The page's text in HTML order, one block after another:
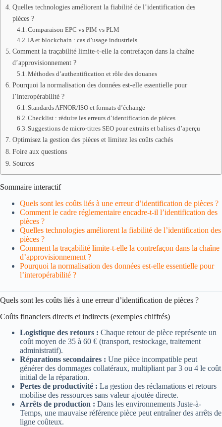
Quelles technologies améliorent la fiabilité de l’identification des
pièces ?
Comparaison EPC vs PIM vs PLM
IA et blockchain : cas d’usage industriels
Comment la traçabilité limite-t-elle la contrefaçon dans la chaîne
d’approvisionnement ?
Méthodes d’authentification et rôle des douanes
Pourquoi la normalisation des données est-elle essentielle pour
l’interopérabilité ?
Standards AFNOR/ISO et formats d’échange
Checklist : réduire les erreurs d’identification de pièces
Suggestions de micro-titres SEO pour extraits et balises d’aperçu
Optimisez la gestion des pièces et limitez les coûts cachés
Foire aux questions
Sources
Sommaire interactif
Quels sont les coûts liés à une erreur d’identification de pièces ?
Comment le cadre réglementaire encadre-t-il l’identification des
pièces ?
Quelles technologies améliorent la fiabilité de l’identification des
pièces ?
Comment la traçabilité limite-t-elle la contrefaçon dans la chaîne
d’approvisionnement ?
Pourquoi la normalisation des données est-elle essentielle pour
l’interopérabilité ?
Quels sont les coûts liés à une erreur d’identification de pièces ?
Coûts financiers directs et indirects (exemples chiffrés)
Logistique des retours : Chaque retour de pièce représente un
coût moyen de 35 à 60 € (transport, restockage, traitement
administratif).
Réparations secondaires : Une pièce incompatible peut
générer des dommages collatéraux, multipliant par 3 ou 4 le coût
initial de la réparation.
Pertes de productivité : La gestion des réclamations et retours
mobilise des ressources sans valeur ajoutée directe.
Arrêts de production : Dans les environnements Juste-à-
Temps, une mauvaise référence pièce peut entraîner des arrêts de
ligne coûteux.